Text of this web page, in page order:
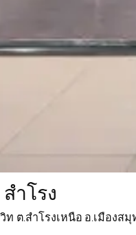
าโรง
ต.สำโรงเหนือ อ.เมืองส